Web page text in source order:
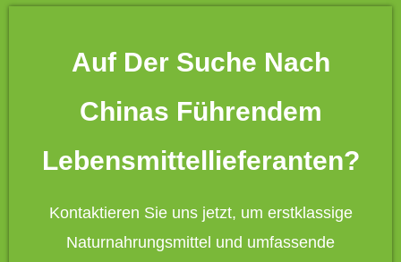
Auf Der Suche Nach
Chinas Führendem
Lebensmittellieferanten?
Kontaktieren Sie uns jetzt, um erstklassige
Naturnahrungsmittel und umfassende